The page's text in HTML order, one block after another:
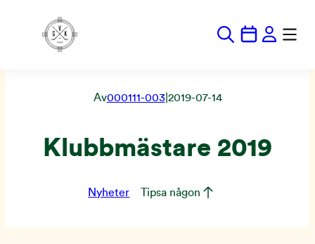
till
Av000111-003| 2019-07-14
Klubbmästare 2019
Nyheter Tipsa någon